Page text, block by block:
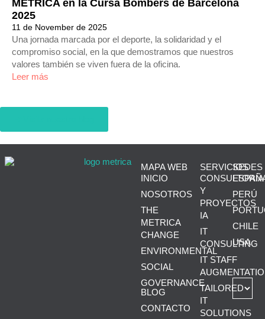
METRICA en la Cursa Bombers de Barcelona
2025
11 de November de 2025
Una jornada marcada por el deporte, la solidaridad y el
compromiso social, en la que demostramos que nuestros
valores también se viven fuera de la oficina.
Leer más
MAPA WEB
INICIO
NOSOTROS
THE
METRICA
CHANGE
ENVIRONMENTAL
SOCIAL
GOVERNANCE
BLOG
CONTACTO
SERVICIOS
CONSULTORÍA
Y
PROYECTOS
IA
IT
CONSULTING
IT STAFF
TAILORED
IT
SOLUTIONS
SEDES
PERÚ
CHILE
USA